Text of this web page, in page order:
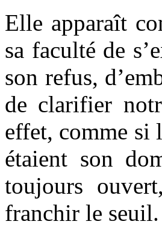
Elle apparaît
sa faculté de
son refus,
de clarifier
effet, comme si
étaient son
toujours
franchir le seuil.